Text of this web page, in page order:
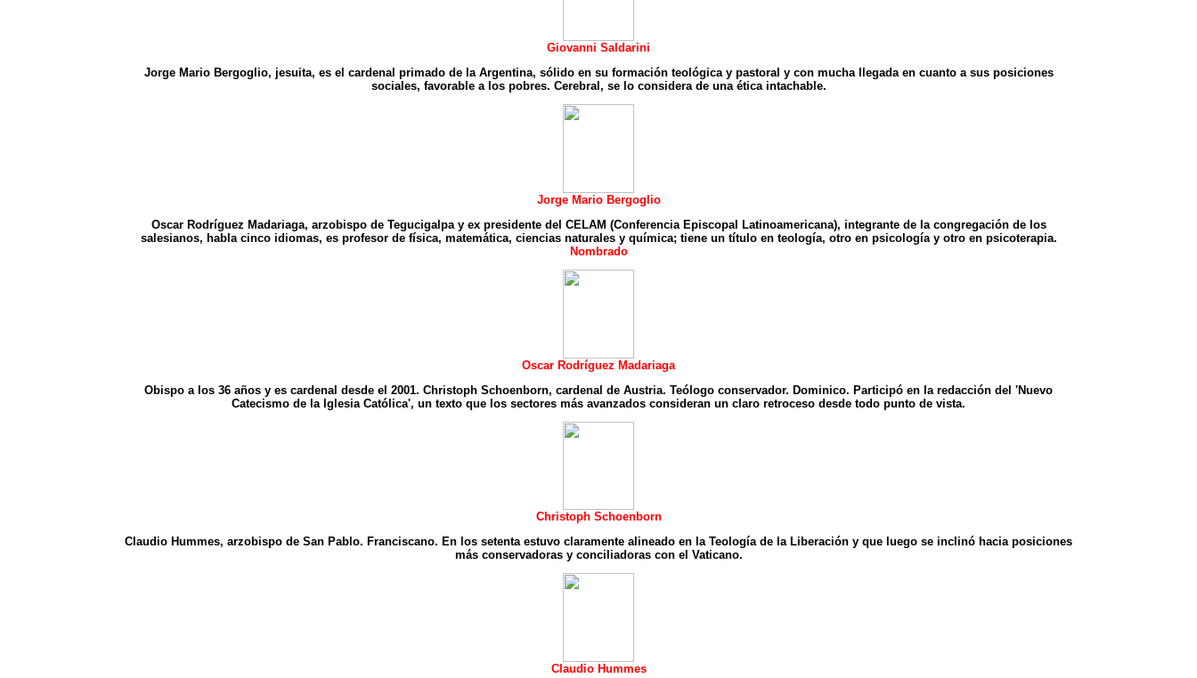
Giovanni Saldarini
Jorge Mario Bergoglio, jesuita, es el cardenal primado de la Argentina, sólido en su formación teológica y pastoral y con mucha llegada en cuanto a sus posiciones
sociales, favorable a los pobres. Cerebral, se lo considera de una ética intachable.
Jorge Mario Bergoglio
Oscar Rodríguez Madariaga, arzobispo de Tegucigalpa y ex presidente del CELAM (Conferencia Episcopal Latinoamericana), integrante de la congregación de los
salesianos, habla cinco idiomas, es profesor de física, matemática, ciencias naturales y química; tiene un título en teología, otro en psicología y otro en psicoterapia.
Nombrado
Oscar Rodríguez Madariaga
Obispo a los 36 años y es cardenal desde el 2001. Christoph Schoenborn, cardenal de Austria. Teólogo conservador. Dominico. Participó en la redacción del 'Nuevo
Catecismo de la Iglesia Católica', un texto que los sectores más avanzados consideran un claro retroceso desde todo punto de vista.
Christoph Schoenborn
Claudio Hummes, arzobispo de San Pablo. Franciscano. En los setenta estuvo claramente alineado en la Teología de la Liberación y que luego se inclinó hacia posiciones
más conservadoras y conciliadoras con el Vaticano.
Claudio Hummes